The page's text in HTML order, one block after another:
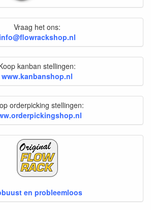
Vraag het ons:
info@flowrackshop.nl
kanban stellingen:
www.kanbanshop.nl
orderpicking stellingen:
en probleemloos